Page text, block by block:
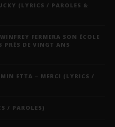
(LYRICS / PAROLES &
FERMERA SON ÉCOLE
PRÈS DE VINGT ANS
ETTA – MERCI (LYRICS /
/ PAROLES)